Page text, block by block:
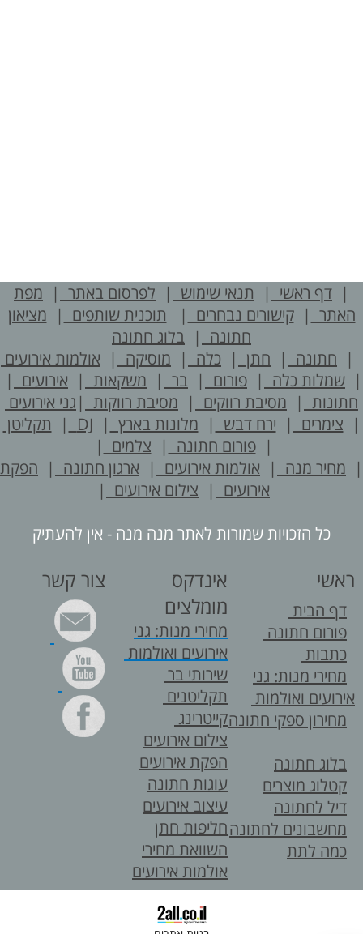
| דף ראשי | תנאי שימוש | לפרסום באתר | מפת
האתר | קישורים נבחרים | תוכנית שותפים | מציאון
חתונה | בלוג חתונה
חתונה | חתן | כלה | מוסיקה | אולמות אירועים
שמלות כלה | פורום | בר | משקאות | אירועים |
חתונות | מסיבת רווקים | מסיבת רווקות | גני אירועים
| צימרים | ירח דבש | מלונות בארץ |
DJ
|
תקליטן
| פורום חתונה | צלמים |
מחיר מנה | אולמות אירועים | ארגון חתונה | הפקת
אירועים | צילום אירועים |
כל הזכויות שמורות לאתר מנה מנה - אין להעתיק
ראשי
דף הבית
פורום חתונה
כתבות
מחירי מנות: גני
אירועים ואולמות
מחירון ספקי חתונה
בלוג חתונה
קטלוג מוצרים
דיל לחתונה
מחשבונים לחתונה
כמה לתת
אינדקס
מומלצים
מחירי מנות: גני
אירועים ואולמות
שירותי בר
תקליטנים
קייטרינג
צילום אירועים
הפקת אירועים
עוגות חתונה
עיצוב אירועים
חליפות חתן
השוואת מחירי
אולמות אירועים
צור קשר